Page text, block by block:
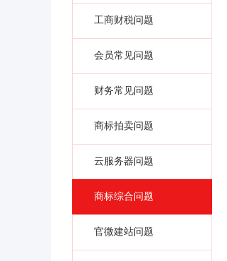
工商财税问题
会员常见问题
财务常见问题
商标拍卖问题
云服务器问题
商标综合问题
官微建站问题